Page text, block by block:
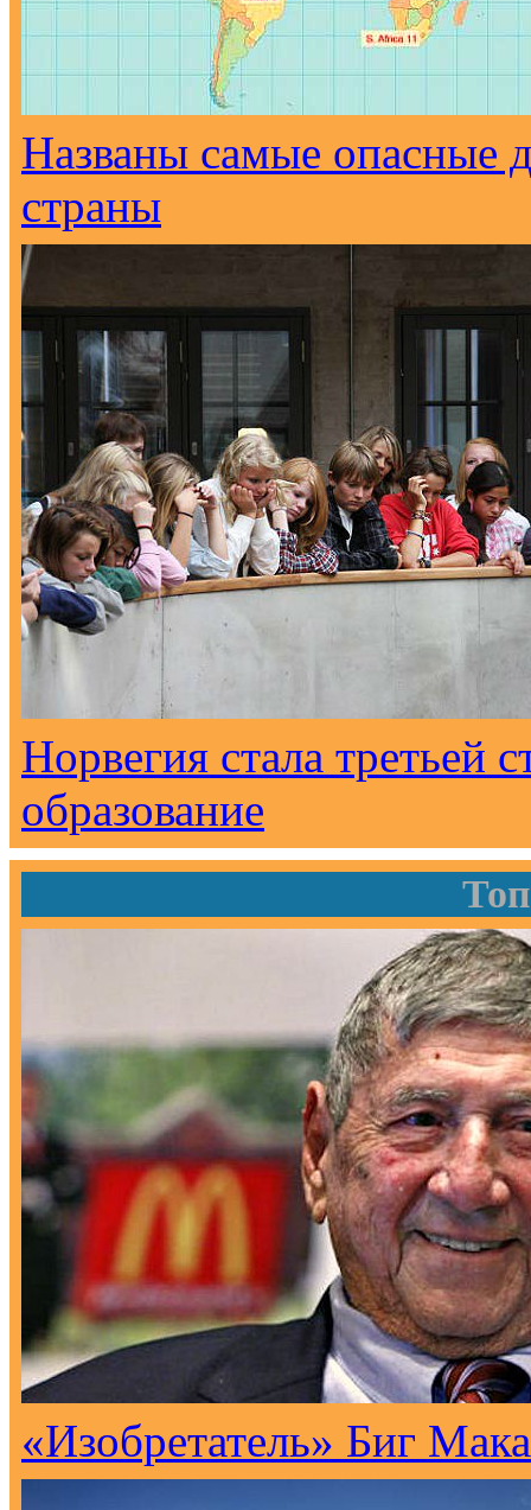
Названы самые опасные
страны
Норвегия стала третьей
образование
«Изобретатель» Биг